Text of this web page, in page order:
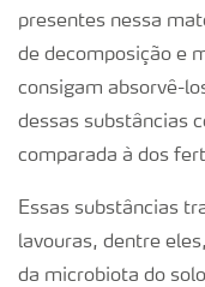
presentes nessa
de decomposição e
consigam absorvê-
dessas substâncias
comparada à dos
Essas substâncias
lavouras, dentre
da microbiota do